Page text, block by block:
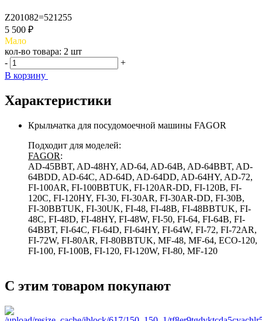
Z201082=521255
5 500 ₽
Мало
кол-во товара: 2 шт
-
+
В корзину
Характеристики
Крыльчатка для посудомоечной машины FAGOR
Подходит для моделей:
FAGOR:
AD-45BBT, AD-48HY, AD-64, AD-64B, AD-64BBT, AD-
64BDD, AD-64C, AD-64D, AD-64DD, AD-64HY, AD-72,
FI-100AR, FI-100BBTUK, FI-120AR-DD, FI-120B, FI-
120C, FI-120HY, FI-30, FI-30AR, FI-30AR-DD, FI-30B,
FI-30BBTUK, FI-30UK, FI-48, FI-48B, FI-48BBTUK, FI-
48C, FI-48D, FI-48HY, FI-48W, FI-50, FI-64, FI-64B, FI-
64BBT, FI-64C, FI-64D, FI-64HY, FI-64W, FI-72, FI-72AR,
FI-72W, FI-80AR, FI-80BBTUK, MF-48, MF-64, ECO-120,
FI-100, FI-100B, FI-120, FI-120W, FI-80, MF-120
С этим товаром покупают